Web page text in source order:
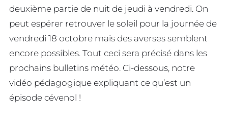
deuxième partie de nuit de jeudi à vendredi. On
peut espérer retrouver le soleil pour la journée de
vendredi 18 octobre mais des averses semblent
encore possibles. Tout ceci sera précisé dans les
prochains bulletins météo. Ci-dessous, notre
vidéo pédagogique expliquant ce qu’est un
épisode cévenol !